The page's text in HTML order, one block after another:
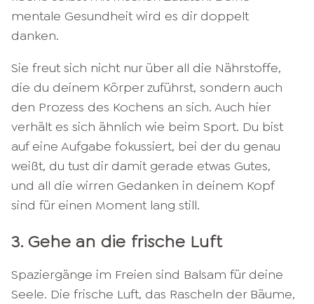
mentale Gesundheit wird es dir doppelt
danken.
Sie freut sich nicht nur über all die Nährstoffe,
die du deinem Körper zuführst, sondern auch
den Prozess des Kochens an sich. Auch hier
verhält es sich ähnlich wie beim Sport. Du bist
auf eine Aufgabe fokussiert, bei der du genau
weißt, du tust dir damit gerade etwas Gutes,
und all die wirren Gedanken in deinem Kopf
sind für einen Moment lang still.
3. Gehe an die frische Luft
Spaziergänge im Freien sind Balsam für deine
Seele. Die frische Luft, das Rascheln der Bäume,